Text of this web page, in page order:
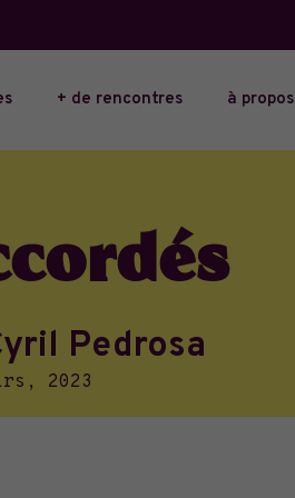
+ de rencontres à propos
Pedrosa
2023